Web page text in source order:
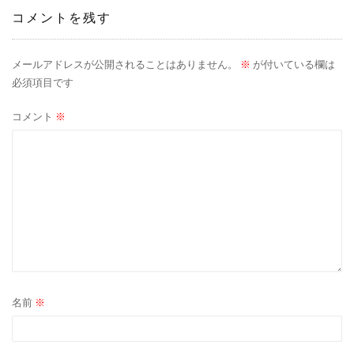
ゲ
ー
シ
ョ
コメントを残す
メールアドレスが公開されることはありません。 ※ が付いている欄は
必須項目です
コメント ※
名前 ※